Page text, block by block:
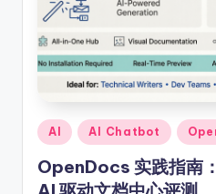
Posted
AI AI Chatbot
OpenDocs 实践指南